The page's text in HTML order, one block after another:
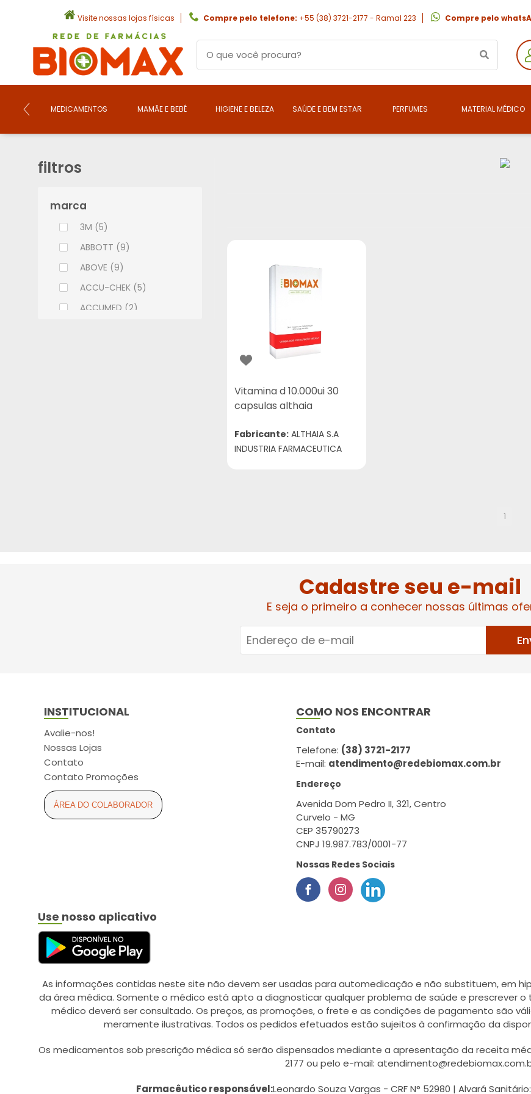
Visite nossas lojas físicas Compre pelo telefone: +55 (38) 3721-2177 - Ramal 223 Compre pelo
MEDICAMENTOS MAMÃE E BEBÊ HIGIENE E BELEZA SAÚDE E BEM ESTAR PERFUMES MATERIAL MÉDICO
filtros
marca
3M (5)
ABBOTT (9)
ABOVE (9)
ACCU-CHEK (5)
ACCUMED (2)
AXE (2)
AYMORE (4)
BABY SEC (6)
BALDACCI (4)
BAUDUCCO (2)
BAUSCH LOMB (1)
BELFAR (9)
BELLA FEMME (2)
BELLESA (4)
BELLIZ (3)
BESINS HEALTHCARE (1)
BESPOKE (13)
BICHO DA SEDA (1)
BIO EXTRATUS (46)
Vitamina d 10.000ui 30
capsulas althaia
Fabricante: ALTHAIA S.A
INDUSTRIA FARMACEUTICA
1
Cadastre seu e-mail
E seja o primeiro a conhecer nossas últimas
INSTITUCIONAL
Avalie-nos!
Nossas Lojas
Contato
Contato Promoções
ÁREA DO COLABORADOR
COMO NOS ENCONTRAR
Contato
Telefone: (38) 3721-2177
E-mail: atendimento@redebiomax.com.br
Endereço
Avenida Dom Pedro II, 321, Centro
Curvelo - MG
CEP 35790273
CNPJ 19.987.783/0001-77
Nossas Redes Sociais
Use nosso aplicativo
As informações contidas neste site não devem ser usadas para automedicação e não substituem, em
da área médica. Somente o médico está apto a diagnosticar qualquer problema de saúde e prescrever
médico deverá ser consultado. Os preços, as promoções, o frete e as condições de pagamento são
meramente ilustrativas. Todos os pedidos efetuados estão sujeitos à confirmação da
Os medicamentos sob prescrição médica só serão dispensados mediante a apresentação da receita
2177 ou pelo e-mail:
Farmacêutico responsável:Leonardo Souza Vargas - CRF N° 52980 | Alvará